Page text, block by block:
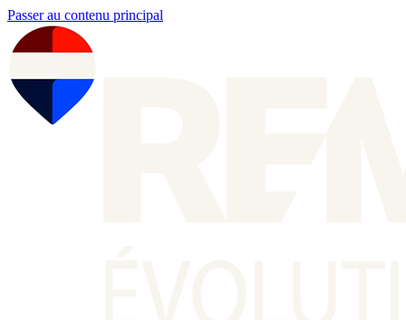
Passer au contenu principal